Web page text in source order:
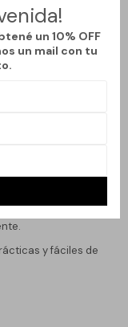
un 10% OFF
un mail con tu
emocional.
y herbal,
energética y la
masala.
dañinos ni
y duradera,
y fáciles de